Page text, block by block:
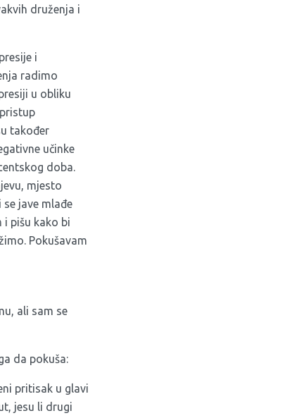
druženja i
i
radimo
u obliku
također
učinke
doba.
mjesto
jave mlađe
i pišu kako bi
Pokušavam
ali sam se
da pokuša:
pritisak u glavi
jesu li drugi